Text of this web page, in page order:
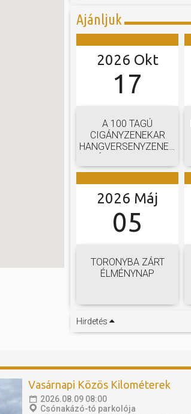
Ajánljuk
2026 Okt
17
A 100 TAGÚ
CIGÁNYZENEKAR
HANGVERSENYZENEKARI
2026 Máj
05
TORONYBA ZÁRT
ÉLMÉNYNAP
Hirdetés
Vasárnapi Közös Kilométerek
2026.08.09 08:00
Csónakázó-tó parkolója